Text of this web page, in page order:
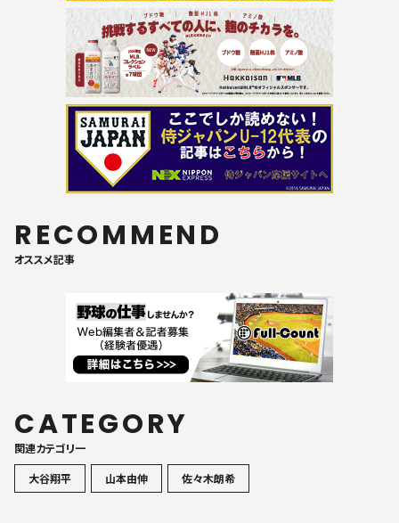
RECOMMEND
オススメ記事
CATEGORY
関連カテゴリ一
大谷翔平
山本由伸 佐々木朗希